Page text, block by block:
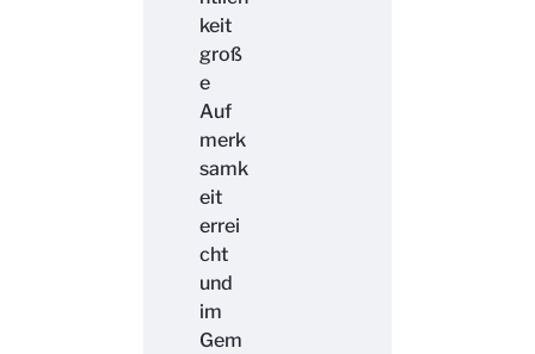
keit
groß
e
Auf
merk
samk
eit
errei
cht
und
im
Gem